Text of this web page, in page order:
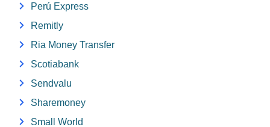
Perú Express
Remitly
Ria Money Transfer
Scotiabank
Sendvalu
Sharemoney
Small World